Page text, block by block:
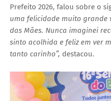
Prefeito 2026, falou sobre o
uma felicidade muito grande
das Mães. Nunca imaginei
sinto acolhida e feliz em ver
tanto carinho”, destacou.